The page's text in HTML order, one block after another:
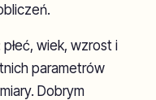
wiek, wzrost i
parametrów
Dobrym